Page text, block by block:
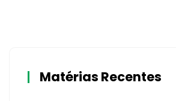
Matérias Recentes